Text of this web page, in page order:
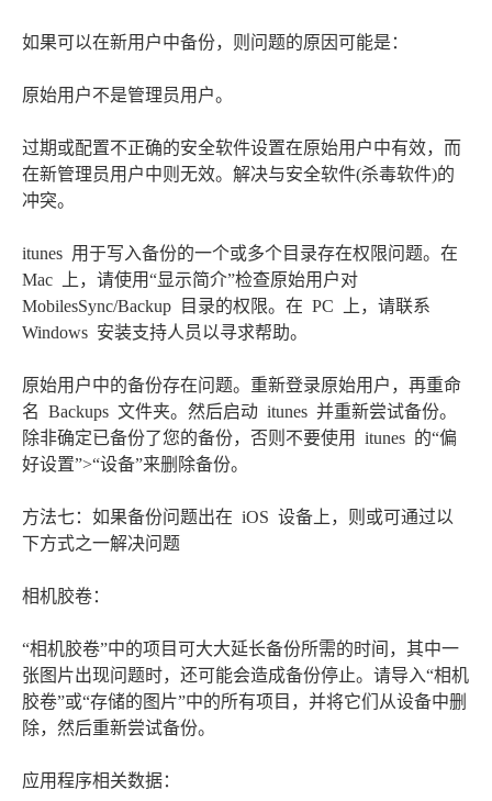
如果可以在新用户中备份，则问题的原因可能是：
原始用户不是管理员用户。
过期或配置不正确的安全软件设置在原始用户中有效，而
在新管理员用户中则无效。解决与安全软件(杀毒软件)的
冲突。
itunes 用于写入备份的一个或多个目录存在权限问题。在
Mac 上，请使用“显示简介”检查原始用户对
MobilesSync/Backup 目录的权限。在 PC 上，请联系
Windows 安装支持人员以寻求帮助。
原始用户中的备份存在问题。重新登录原始用户，再重命
名 Backups 文件夹。然后启动 itunes 并重新尝试备份。
除非确定已备份了您的备份，否则不要使用 itunes 的“偏
好设置”>“设备”来删除备份。
方法七：如果备份问题出在 iOS 设备上，则或可通过以
下方式之一解决问题
相机胶卷：
“相机胶卷”中的项目可大大延长备份所需的时间，其中一
张图片出现问题时，还可能会造成备份停止。请导入“相机
胶卷”或“存储的图片”中的所有项目，并将它们从设备中删
除，然后重新尝试备份。
应用程序相关数据：